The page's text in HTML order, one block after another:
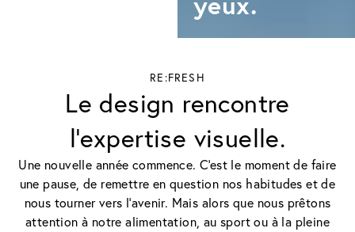
RE:FRESH
Le design rencontre
l'expertise visuelle.
Une nouvelle année commence. C'est le moment de faire
une pause, de remettre en question nos habitudes et de
nous tourner vers l'avenir. Mais alors que nous prêtons
attention à notre alimentation, au sport ou à la pleine